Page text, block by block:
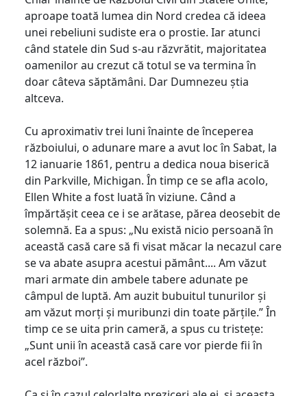
aproape toată lumea din Nord credea că ideea
unei rebeliuni sudiste era o prostie. Iar atunci
când statele din Sud s-au răzvrătit, majoritatea
oamenilor au crezut că totul se va termina în
doar câteva săptămâni. Dar Dumnezeu știa
altceva.
Cu aproximativ trei luni înainte de începerea
războiului, o adunare mare a avut loc în Sabat, la
12 ianuarie 1861, pentru a dedica noua biserică
din Parkville, Michigan. În timp ce se afla acolo,
Ellen White a fost luată în viziune. Când a
împărtășit ceea ce i se arătase, părea deosebit de
solemnă. Ea a spus: „Nu există nicio persoană în
această casă care să fi visat măcar la necazul care
se va abate asupra acestui pământ.... Am văzut
mari armate din ambele tabere adunate pe
câmpul de luptă. Am auzit bubuitul tunurilor și
am văzut morți și muribunzi din toate părțile.” În
timp ce se uita prin cameră, a spus cu tristețe:
„Sunt unii în această casă care vor pierde fii în
acel război”.